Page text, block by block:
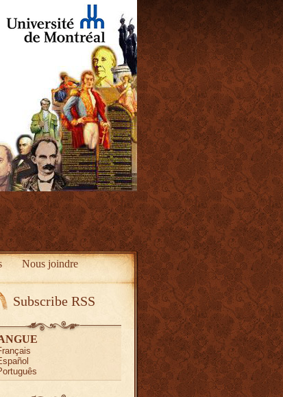
Nous joindre
Subscribe RSS